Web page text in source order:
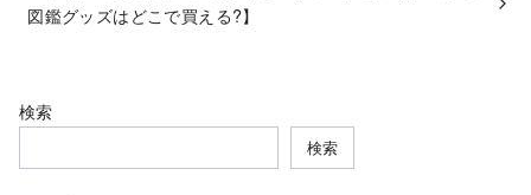
図鑑グッズはどこで買える?】
検索
検索